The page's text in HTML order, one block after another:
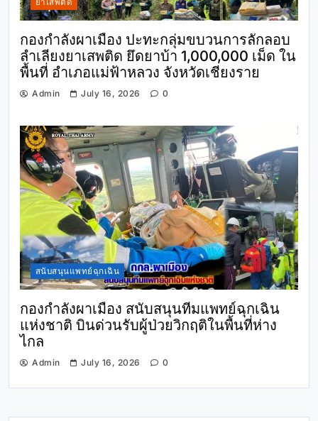
ยาเสพติด
กองกำลังผาเมือง ปะทะกลุ่มขบวนการลักลอบ
ลำเลียงยาเสพติด ยึดยาบ้า 1,000,000 เม็ด ใน
พื้นที่ อำเภอแม่ฟ้าหลวง จังหวัดเชียงราย
Admin July 16, 2026 0
สนับสนุนแพทย์ฉุกเฉิน
กองกำลังผาเมือง สนับสนุนทีมแพทย์ฉุกเฉิน
แห่งชาติ บินด่วนรับผู้ป่วยวิกฤติในพื้นที่ห่าง
ไกล
Admin July 16, 2026 0